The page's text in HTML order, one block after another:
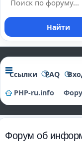
Найти
Ссылки FAQ
PHP-ru.info
Форум об